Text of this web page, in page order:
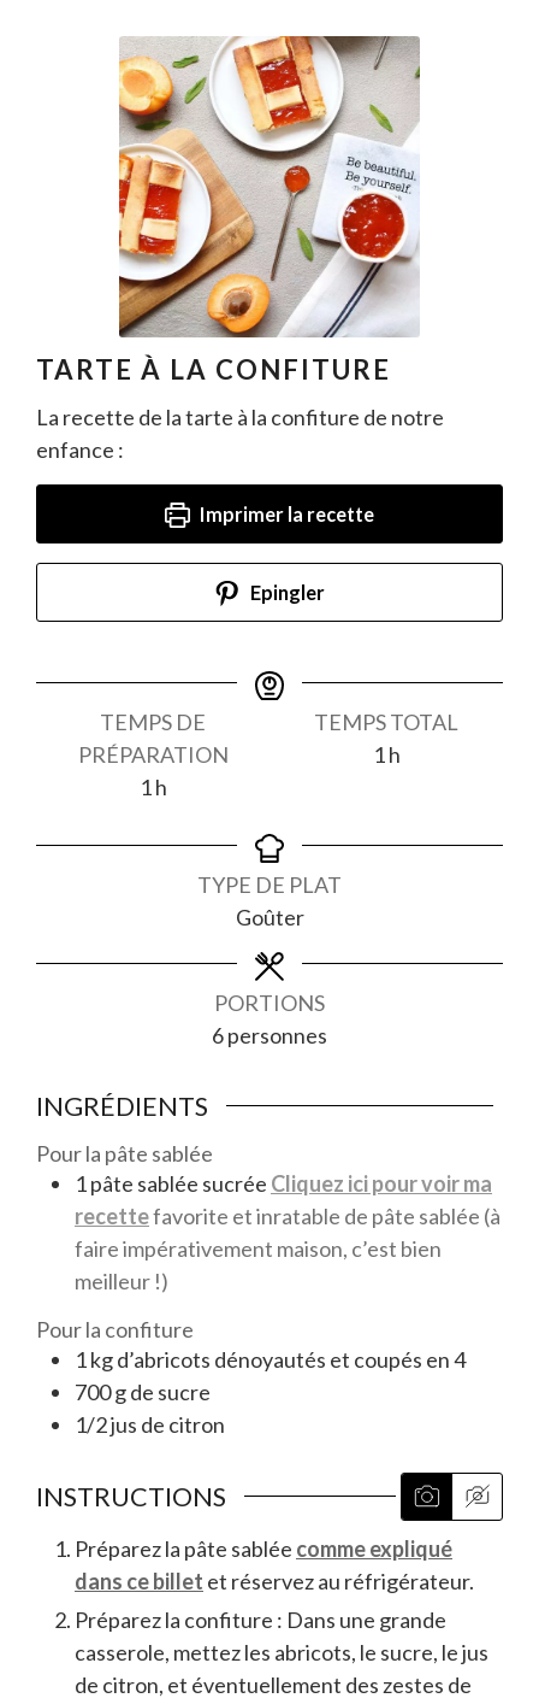
TARTE À LA CONFITURE
La recette de la tarte à la confiture de notre
enfance :
Imprimer la recette
Epingler
TEMPS DE
PRÉPARATION
1 heure
h
TEMPS TOTAL
1 heure
h
TYPE DE PLAT
Goûter
PORTIONS
6personnes
INGRÉDIENTS
Pour la pâte sablée
1pâte sablée sucrée Cliquez ici pour voir ma
recettefavorite et inratable de pâte sablée (à
faire impérativement maison, c’est bien
meilleur !)
Pour la confiture
1kgd’abricots dénoyautés et coupés en 4
700gde sucre
1/2jus de citron
INSTRUCTIONS
Préparez la pâte sablée comme expliqué
dans ce billet et réservez au réfrigérateur.
Préparez la confiture : Dans une grande
casserole, mettez les abricots, le sucre, le jus
de citron, et éventuellement des zestes de